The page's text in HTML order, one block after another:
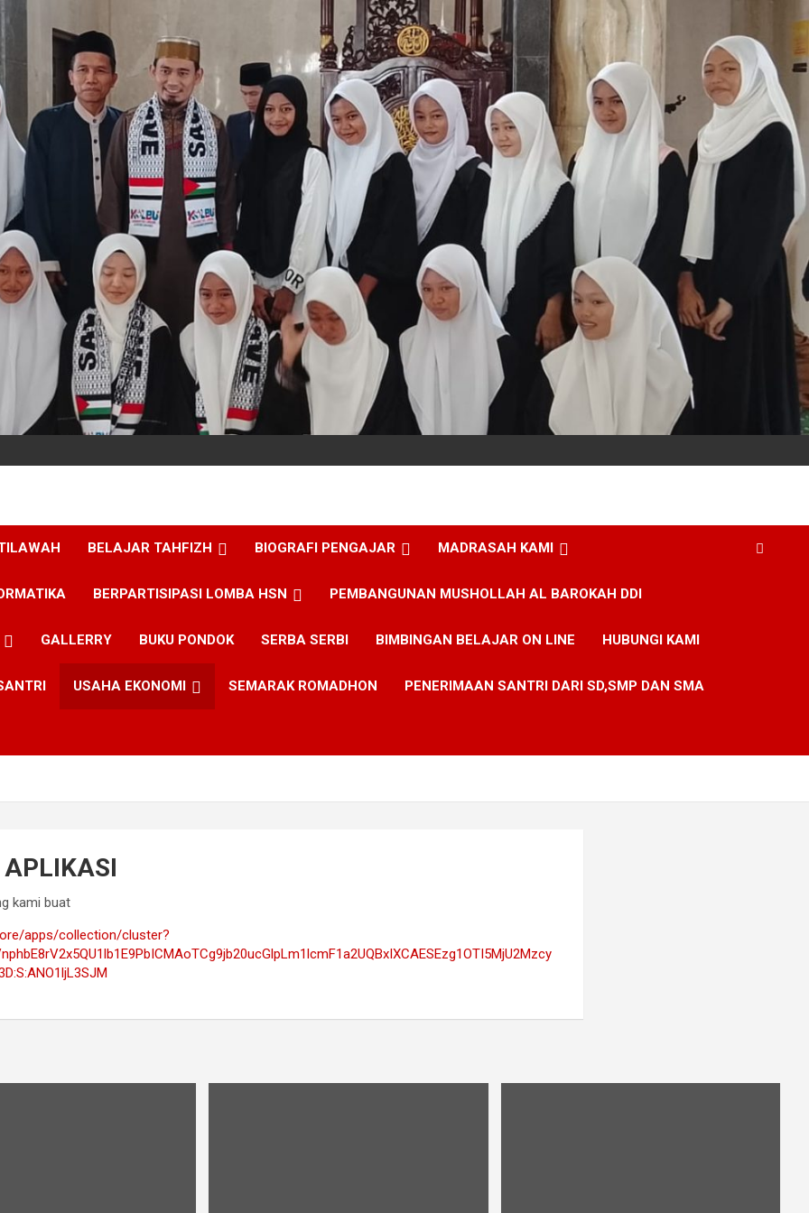
BELAJAR TAHFIZH BIOGRAFI PENGAJAR MADRASAH KAMI
BERPARTISIPASI LOMBA HSN PEMBANGUNAN MUSHOLLAH AL BAROKAH DDI
GALLERRY BUKU PONDOK SERBA SERBI BIMBINGAN BELAJAR ON LINE HUBUNGI KAMI
USAHA EKONOMI SEMARAK ROMADHON PENERIMAAN SANTRI DARI SD,SMP DAN SMA
kami buat
apps/collection/cluster?